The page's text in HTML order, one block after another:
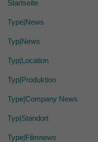
Startseite
Type|News
Typ|News
Typ|Location
Typ|Produktion
Type|Company News
Typ|Standort
Type|Filmnews